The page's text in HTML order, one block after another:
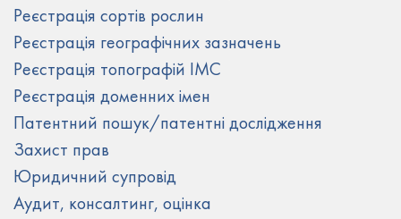
Реєстрація сортів рослин
Реєстрація географічних зазначень
Реєстрація топографій ІМС
Реєстрація доменних імен
Патентний пошук/патентні дослідження
Захист прав
Юридичний супровід
Аудит, консалтинг, оцінка